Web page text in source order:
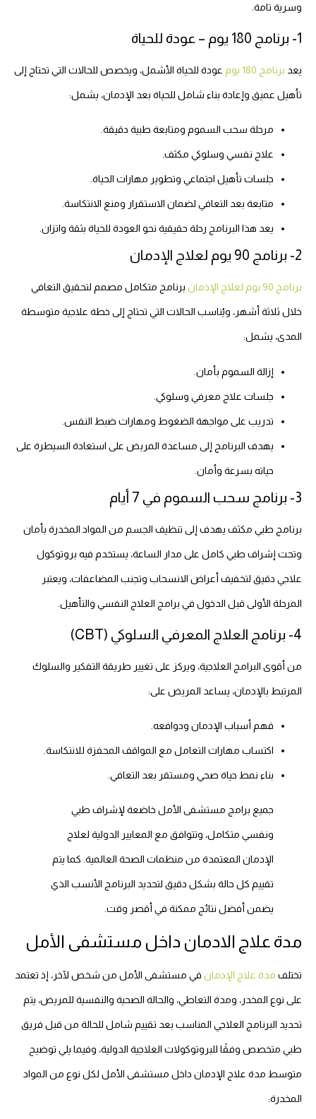
وسرية تامة.
1- برنامج 180 يوم – عودة للحياة
يعد برنامج 180 يوم عودة للحياة الأشمل، ويخصص للحالات التي تحتاج إلى
تأهيل عميق وإعادة بناء شامل للحياة بعد الإدمان، يشمل:
مرحلة سحب السموم ومتابعة طبية دقيقة.
علاج نفسي وسلوكي مكثف.
جلسات تأهيل اجتماعي وتطوير مهارات الحياة.
متابعة بعد التعافي لضمان الاستقرار ومنع الانتكاسة.
يعد هذا البرنامج رحلة حقيقية نحو العودة للحياة بثقة واتزان.
2- برنامج 90 يوم لعلاج الإدمان
برنامج 90 يوم لعلاج الإدمان برنامج متكامل مصمم لتحقيق التعافي
خلال ثلاثة أشهر، ويُناسب الحالات التي تحتاج إلى خطة علاجية متوسطة
المدى، يشمل:
إزالة السموم بأمان.
جلسات علاج معرفي وسلوكي.
تدريب على مواجهة الضغوط ومهارات ضبط النفس.
يهدف البرنامج إلى مساعدة المريض على استعادة السيطرة على
حياته بسرعة وأمان.
3- برنامج سحب السموم في 7 أيام
برنامج طبي مكثف يهدف إلى تنظيف الجسم من المواد المخدرة بأمان
وتحت إشراف طبي كامل على مدار الساعة، يستخدم فيه بروتوكول
علاجي دقيق لتخفيف أعراض الانسحاب وتجنب المضاعفات، ويعتبر
المرحلة الأولى قبل الدخول في برامج العلاج النفسي والتأهيل.
4- برنامج العلاج المعرفي السلوكي (CBT)
من أقوى البرامج العلاجية، ويركز على تغيير طريقة التفكير والسلوك
المرتبط بالإدمان، يساعد المريض على:
فهم أسباب الإدمان ودوافعه.
اكتساب مهارات التعامل مع المواقف المحفزة للانتكاسة.
بناء نمط حياة صحي ومستقر بعد التعافي.
جميع برامج مستشفى الأمل خاضعة لإشراف طبي
ونفسي متكامل، وتتوافق مع المعايير الدولية لعلاج
الإدمان المعتمدة من منظمات الصحة العالمية. كما يتم
تقييم كل حالة بشكل دقيق لتحديد البرنامج الأنسب الذي
يضمن أفضل نتائج ممكنة في أقصر وقت.
مدة علاج الادمان داخل مستشفى الأمل
تختلف مدة علاج الإدمان في مستشفى الأمل من شخص لآخر، إذ تعتمد
على نوع المخدر، ومدة التعاطي، والحالة الصحية والنفسية للمريض، يتم
تحديد البرنامج العلاجي المناسب بعد تقييم شامل للحالة من قبل فريق
طبي متخصص وفقًا للبروتوكولات العلاجية الدولية، وفيما يلي توضيح
متوسط مدة علاج الإدمان داخل مستشفى الأمل لكل نوع من المواد
المخدرة: